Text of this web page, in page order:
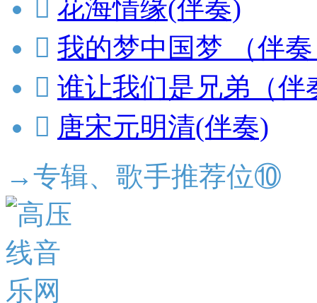
 花海情缘(伴奏)
 我的梦中国梦 （伴
 谁让我们是兄弟（伴
 唐宋元明清(伴奏)
→专辑、歌手推荐位⑩